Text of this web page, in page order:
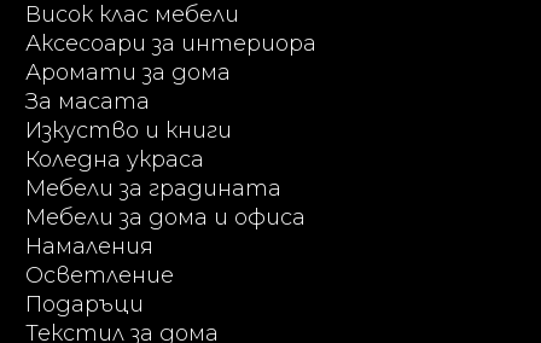
Висок клас мебели
Аксесоари за интериора
Аромати за дома
За масата
Изкуство и книги
Коледна украса
Мебели за градината
Мебели за дома и офиса
Намаления
Осветление
Подаръци
Текстил за дома